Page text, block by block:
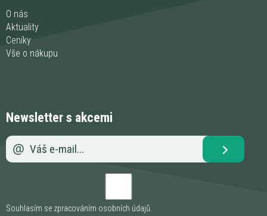
O nás
Aktuality
Ceníky
Vše o nákupu
Newsletter s akcemi
Souhlasím se zpracováním osobních údajů.